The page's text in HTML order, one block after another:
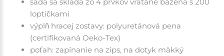
loptičkami
výplň hracej zostavy: polyuretánová pena
(certifikovaná Oeko-Tex)
poťah: zapínanie na zips, na dotyk mäkký